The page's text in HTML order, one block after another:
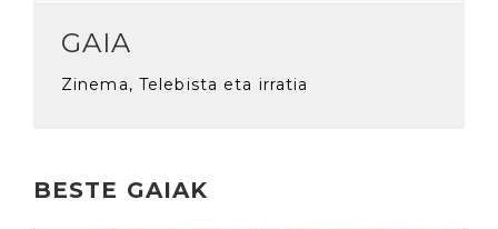
GAIA
Zinema, Telebista eta irratia
BESTE GAIAK